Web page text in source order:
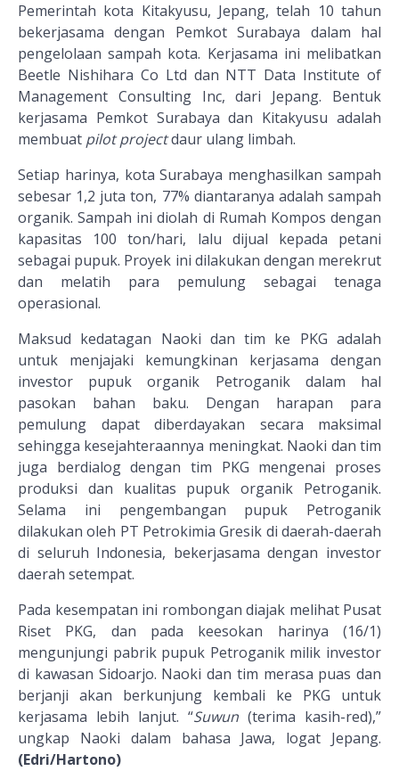
Pemerintah kota Kitakyusu, Jepang, telah 10 tahun
bekerjasama dengan Pemkot Surabaya dalam hal
pengelolaan sampah kota. Kerjasama ini melibatkan
Beetle Nishihara Co Ltd dan NTT Data Institute of
Management Consulting Inc, dari Jepang. Bentuk
kerjasama Pemkot Surabaya dan Kitakyusu adalah
membuat pilot projectdaur ulang limbah.
Setiap harinya, kota Surabaya menghasilkan sampah
sebesar 1,2 juta ton, 77% diantaranya adalah sampah
organik. Sampah ini diolah di Rumah Kompos dengan
kapasitas 100 ton/hari, lalu dijual kepada petani
sebagai pupuk. Proyek ini dilakukan dengan merekrut
dan melatih para pemulung sebagai tenaga
operasional.
Maksud kedatagan Naoki dan tim ke PKG adalah
untuk menjajaki kemungkinan kerjasama dengan
investor pupuk organik Petroganik dalam hal
pasokan bahan baku. Dengan harapan para
pemulung dapat diberdayakan secara maksimal
sehingga kesejahteraannya meningkat. Naoki dan tim
juga berdialog dengan tim PKG mengenai proses
produksi dan kualitas pupuk organik Petroganik.
Selama ini pengembangan pupuk Petroganik
dilakukan oleh PT Petrokimia Gresik di daerah-daerah
di seluruh Indonesia, bekerjasama dengan investor
daerah setempat.
Pada kesempatan ini rombongan diajak melihat Pusat
Riset PKG, dan pada keesokan harinya (16/1)
mengunjungi pabrik pupuk Petroganik milik investor
di kawasan Sidoarjo. Naoki dan tim merasa puas dan
berjanji akan berkunjung kembali ke PKG untuk
kerjasama lebih lanjut. “Suwun (terima kasih-red),”
ungkap Naoki dalam bahasa Jawa, logat Jepang.
(Edri/Hartono)